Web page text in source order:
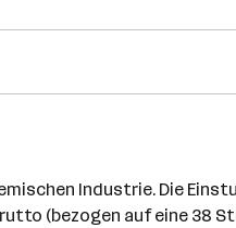
Industrie. Die
(bezogen auf eine 38